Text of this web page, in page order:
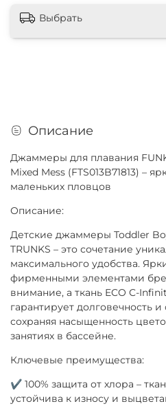
Выбрать
Описание
Джаммеры для плавания
Mixed Mess (FTS013B71813) –
маленьких пловцов
Описание:
Детские джаммеры Toddler
TRUNKS – это сочетание
максимального удобства.
фирменными элементами
внимание, а ткань ECO C-
гарантирует долговечность и
сохраняя насыщенность
занятиях в бассейне.
Ключевые преимущества:
✔ 100% защита от хлора –
устойчива к износу и